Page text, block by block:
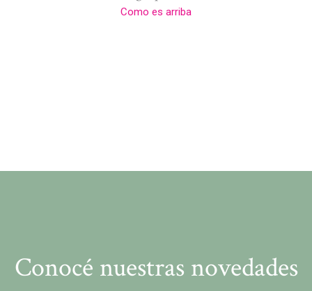
Como es arriba
Conocé nuestras novedades